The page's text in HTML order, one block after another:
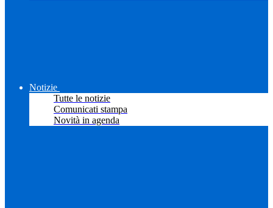
Notizie
Tutte le notizie
Comunicati stampa
Novità in agenda